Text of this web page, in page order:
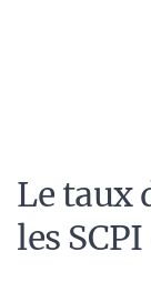
Le taux
les